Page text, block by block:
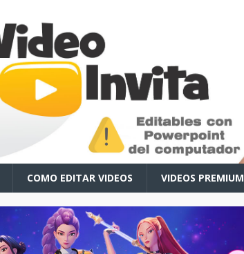
COMO EDITAR VIDEOS VIDEOS PREMIUM